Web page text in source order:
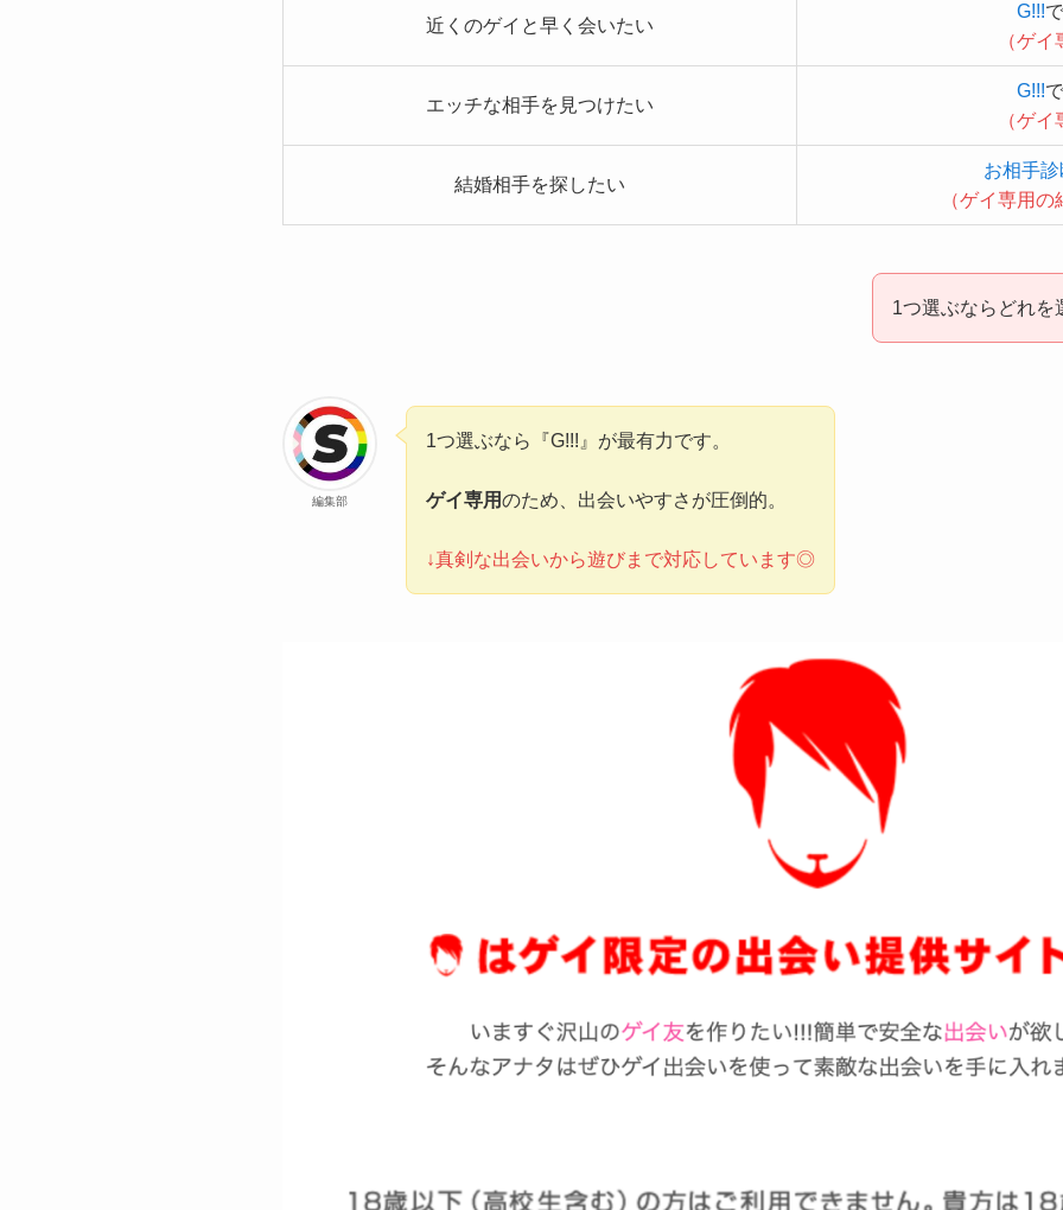
近くのゲイと早く会いたい
G!!!
（ゲイ
エッチな相手を見つけたい
G!!!
（ゲイ
結婚相手を探したい
お相手診
（ゲイ専用の
1つ選ぶならどれを
編集部
1つ選ぶなら『G!!!』が最有力です。
ゲイ専用のため、出会いやすさが圧倒的。
↓真剣な出会いから遊びまで対応しています◎